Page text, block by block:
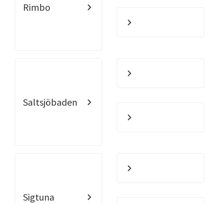
Rimbo
Saltsjöbaden
Sigtuna